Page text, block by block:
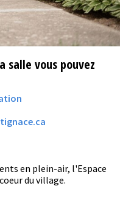
salle vous pouvez
en plein-air, l'Espace
du village.